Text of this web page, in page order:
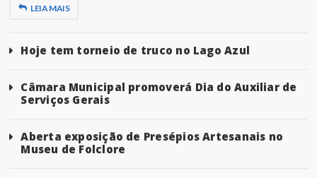
LEIA MAIS
Hoje tem torneio de truco no Lago Azul
Câmara Municipal promoverá Dia do Auxiliar de
Serviços Gerais
Aberta exposição de Presépios Artesanais no
Museu de Folclore